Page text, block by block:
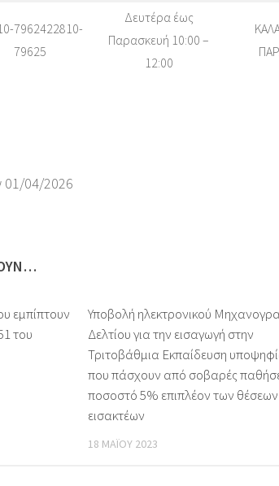
7962422810-
79625
Δευτέρα έως
Παρασκευή 10:00 –
12:00
01/04/2026
εμπίπτουν
του
Υποβολή ηλεκτρονικού
Δελτίου για την εισαγωγή στην
Τριτοβάθμια Εκπαίδευση
που πάσχουν από σοβαρές
ποσοστό 5% επιπλέον των θέσεων
εισακτέων
18 ΜΑΪ́ΟΥ 2023